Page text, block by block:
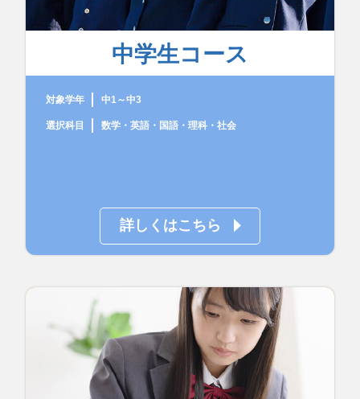
中学生コース
対象学年 中1～中3
選択科目 数学・英語・国語・理科・社会
詳しくはこちら